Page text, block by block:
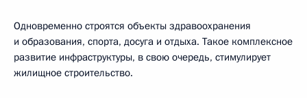
Одновременно строятся объекты здравоохранения
и образования, спорта, досуга и отдыха. Такое комплексное
развитие инфраструктуры, в свою очередь, стимулирует
жилищное строительство.